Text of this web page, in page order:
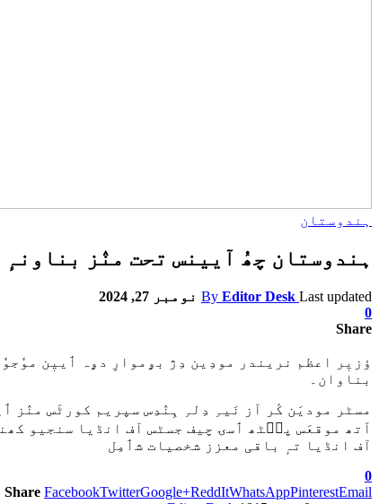
ہندوستان
ہندوستان چھُ آیینس تحت منٛز
By Editor Desk Last updated
نومبر 27, 2024
0
Share
ؤزیٖر اعظم نریندر مودِین دِژ بۄموارِ دۄہ ٲییٖن
بناوان۔
مسٹر مودیَن کٔر آز نَیہِ دِلہِ ہِنٛدِس سپریم کورٹَس منٛز
اَتھ موقعَس پٮ۪ٹھ ٲسۍ چیف جسٹس آف انڈیا سنجیو
آف انڈیا تہٕ باقی معزز شخصیات شٲمِل
0
Share FacebookTwitterGoogle+ReddItWhatsAppPinterestEmail